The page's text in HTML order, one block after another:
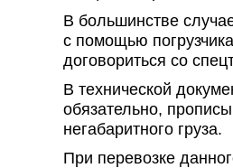
В большинстве
с помощью
договориться со
В технической
обязательно,
негабаритного груза.
При перевозке